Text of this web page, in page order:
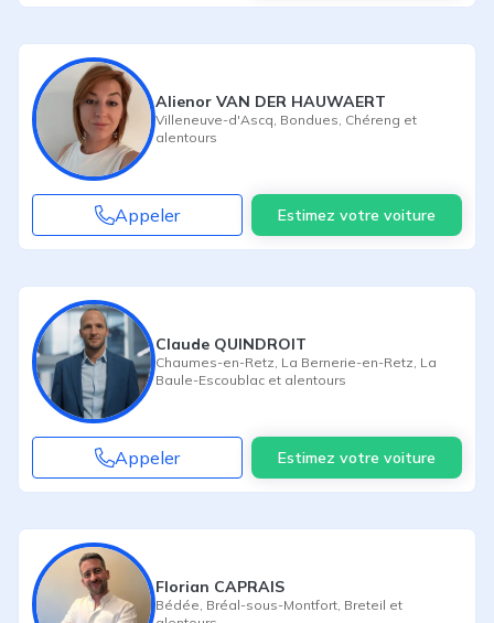
Alienor VAN DER HAUWAERT
Villeneuve-d'Ascq Bondues Chéreng et
alentours
Appeler Estimez votre voiture
Claude QUINDROIT
Chaumes-en-Retz La Bernerie-en-Retz La
Baule-Escoublac et alentours
Appeler Estimez votre voiture
Florian CAPRAIS
Bédée Bréal-sous-Montfort Breteil et